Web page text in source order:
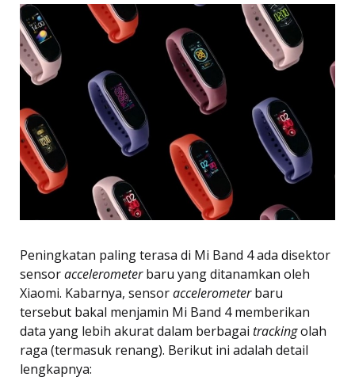
Peningkatan paling terasa di Mi Band 4 ada disektor
sensoraccelerometerbaru yang ditanamkan oleh
Xiaomi. Kabarnya, sensoraccelerometerbaru
tersebut bakal menjamin Mi Band 4 memberikan
data yang lebih akurat dalam berbagai trackingolah
raga (termasuk renang). Berikut ini adalah detail
lengkapnya: